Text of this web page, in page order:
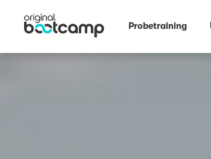
Probetraining